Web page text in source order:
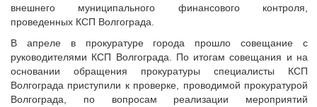
внешнего муниципального финансового контроля,
проведенных КСП Волгограда.
В апреле в прокуратуре города прошло совещание с
руководителями КСП Волгограда. По итогам совещания и на
основании обращения прокуратуры специалисты КСП
Волгограда приступили к проверке, проводимой прокуратурой
Волгограда, по вопросам реализации мероприятий